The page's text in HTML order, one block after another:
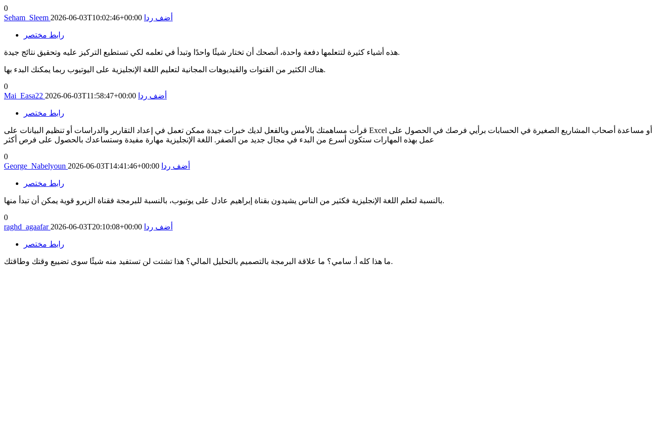
0
Seham_Sleem 2026-06-03T10:02:46+00:00 أضف ردا
رابط مختصر
هذه أشياء كثيرة لتتعلمها دفعة واحدة، أنصحك أن تختار شيئًا واحدًا وتبدأ في تعلمه لكي تستطيع التركيز عليه وتحقيق نتائج جيدة.
هناك الكثير من القنوات والڤيديوهات المجانية لتعليم اللغة الإنجليزية على اليوتيوب ربما يمكنك البدء بها.
0
Mai_Easa22 2026-06-03T11:58:47+00:00 أضف ردا
رابط مختصر
قرأت مساهمتك بالأمس وبالفعل لديك خبرات جيدة ممكن تعمل في إعداد التقارير والدراسات أو تنظيم البيانات على Excel أو مساعدة أصحاب المشاريع الصغيرة في الحسابات برأيي فرصك في الحصول على
عمل بهذه المهارات ستكون أسرع من البدء في مجال جديد من الصفر. اللغة الإنجليزية مهارة مفيدة وستساعدك بالحصول على فرص أكثر
0
George_Nabelyoun 2026-06-03T14:41:46+00:00 أضف ردا
رابط مختصر
بالنسبة لتعلم اللغة الإنجليزية فكثير من الناس يشيدون بقناة إبراهيم عادل على يوتيوب، بالنسبة للبرمجة فقناة الزيرو قوية يمكن أن تبدأ منها.
0
raghd_agaafar 2026-06-03T20:10:08+00:00 أضف ردا
رابط مختصر
ما هذا كله أ. سامي؟ ما علاقة البرمجة بالتصميم بالتحليل المالي؟ هذا تشتت لن تستفيد منه شيئًا سوى تضييع وقتك وطاقتك.